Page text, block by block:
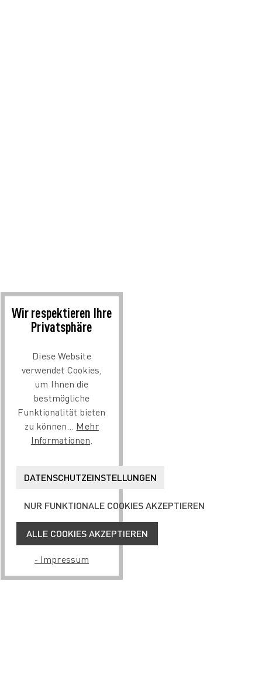
Wir respektieren Ihre
Privatsphäre
Diese Website
verwendet Cookies,
um Ihnen die
bestmögliche
Funktionalität bieten
zu können... Mehr
Informationen.
DATENSCHUTZEINSTELLUNGEN
NUR FUNKTIONALE COOKIES AKZEPTIEREN
ALLE COOKIES AKZEPTIEREN
- Impressum